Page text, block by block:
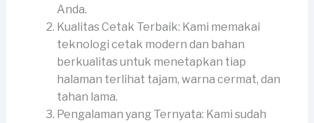
Anda.
Kualitas Cetak Terbaik: Kami memakai
teknologi cetak modern dan bahan
berkualitas untuk menetapkan tiap
halaman terlihat tajam, warna cermat, dan
tahan lama.
Pengalaman yang Ternyata: Kami sudah